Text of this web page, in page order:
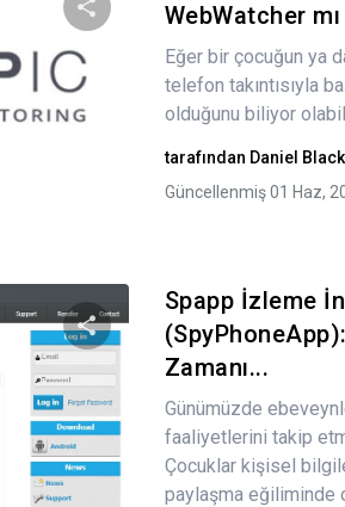
Bu makaleyi paylaş
Facebook Bağlantıyı kopyala
WebWatcher
Eğer bir çocuğun ya
telefon takıntısıyla
olduğunu biliyor
tarafından Daniel Black
Güncellenmiş 01 Haz,
Bu makaleyi paylaş
Facebook Bağlantıyı kopyala
Spapp İzleme
Zamanı...
Günümüzde
faaliyetlerini takip
Çocuklar kişisel
paylaşma eğiliminde